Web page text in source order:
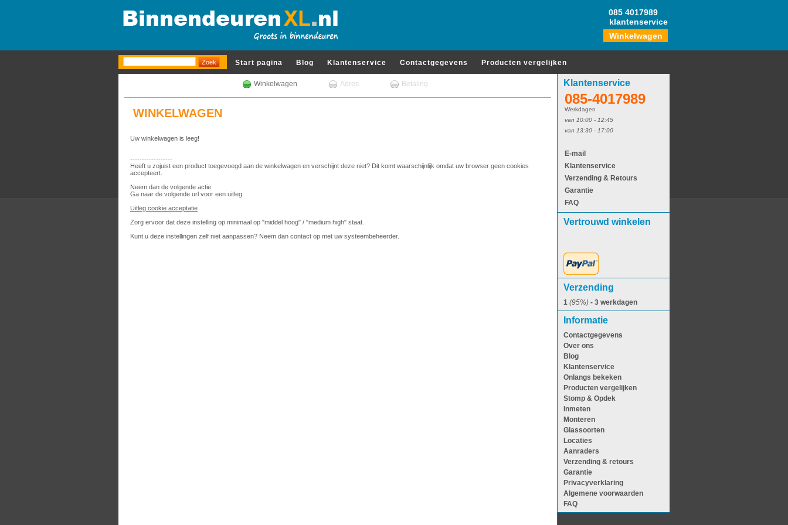
085 4017989
klantenservice
Winkelwagen
Start pagina Blog Klantenservice Contactgegevens Producten vergelijken
Winkelwagen Adres Betaling
WINKELWAGEN
Uw winkelwagen is leeg!
------------------
Heeft u zojuist een product toegevoegd aan de winkelwagen en verschijnt deze niet? Dit komt waarschijnlijk omdat uw browser geen cookies
accepteert.
Neem dan de volgende actie:
Ga naar de volgende url voor een uitleg:
Uitleg cookie acceptatie
Zorg ervoor dat deze instelling op minimaal op "middel hoog" / "medium high" staat.
Kunt u deze instellingen zelf niet aanpassen? Neem dan contact op met uw systeembeheerder.
Klantenservice
085-4017989
Werkdagen
van 10:00 - 12:45
van 13:30 - 17:00
E-mail
Klantenservice
Verzending & Retours
Garantie
FAQ
Vertrouwd winkelen
Verzending
1 (95%) - 3 werkdagen
Informatie
Contactgegevens
Over ons
Blog
Klantenservice
Onlangs bekeken
Producten vergelijken
Stomp & Opdek
Inmeten
Monteren
Glassoorten
Locaties
Aanraders
Verzending & retours
Garantie
Privacyverklaring
Algemene voorwaarden
FAQ